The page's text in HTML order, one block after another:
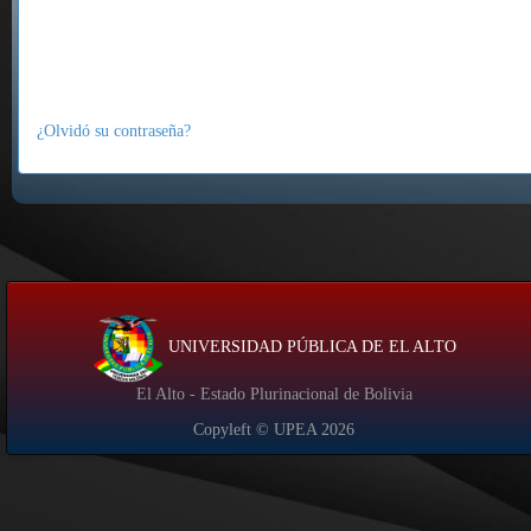
¿Olvidó su contraseña?
UNIVERSIDAD PÚBLICA DE EL ALTO
El Alto - Estado Plurinacional de Bolivia
Copyleft © UPEA2026